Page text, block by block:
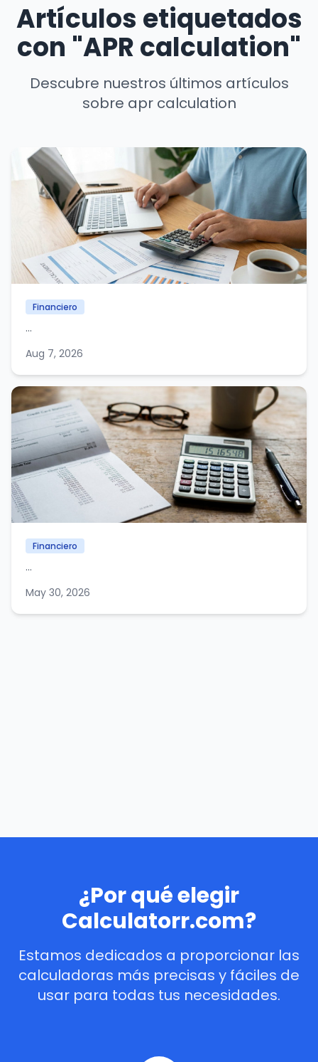
Artículos etiquetados
con "APR calculation"
Descubre nuestros últimos artículos
sobre apr calculation
Financiero
...
Aug 7, 2026
Financiero
...
May 30, 2026
¿Por qué elegir
Calculatorr.com?
Estamos dedicados a proporcionar las
calculadoras más precisas y fáciles de
usar para todas tus necesidades.